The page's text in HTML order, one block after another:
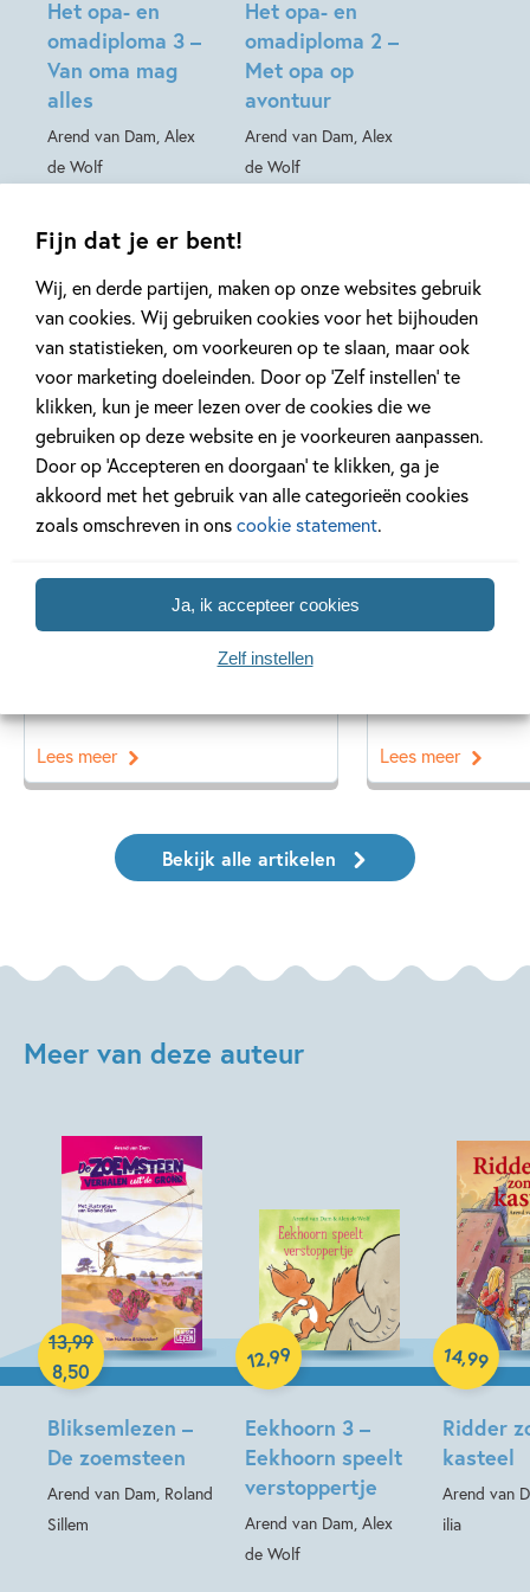
Fijn dat je er bent!
Wij, en derde partijen, maken op onze websites gebruik
van cookies. Wij gebruiken cookies voor het bijhouden
van statistieken, om voorkeuren op te slaan, maar ook
voor marketing doeleinden. Door op ‘Zelf instellen’ te
klikken, kun je meer lezen over de cookies die we
gebruiken op deze website en je voorkeuren aanpassen.
Door op ‘Accepteren en doorgaan’ te klikken, ga je
akkoord met het gebruik van alle categorieën cookies
zoals omschreven in onscookie statement.
Ja, ik accepteer cookies
Zelf instellen
Het opa- en
omadiploma 3 –
Van oma mag
alles
Arend van Dam, Alex
de Wolf
Het opa- en
omadiploma 2 –
Met opa op
avontuur
Arend van Dam, Alex
de Wolf
Gerelateerde artikelen
11 JANUARI 2026
Ons Kinderpanel leest:
‘Marvel Superhelden’
Kinderpanel
Lees meer
16 JULI 2025
vakantie!
Tiplijst
Lees meer
Bekijk alle artikelen
Meer van deze auteur
Bliksemlezen –
De zoemsteen
Arend van Dam, Roland
Sillem
13,99
8,50
Hardcover
Eekhoorn 3 –
Eekhoorn speelt
verstoppertje
Arend van Dam, Alex
de Wolf
12,99
Hardcover
Ridder
kasteel
Arend van
ilia
14,99
Hardcover